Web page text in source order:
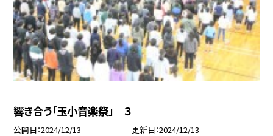
響き合う「玉小音楽祭」 ３
公開日 2024/12/13 更新日 2024/12/13